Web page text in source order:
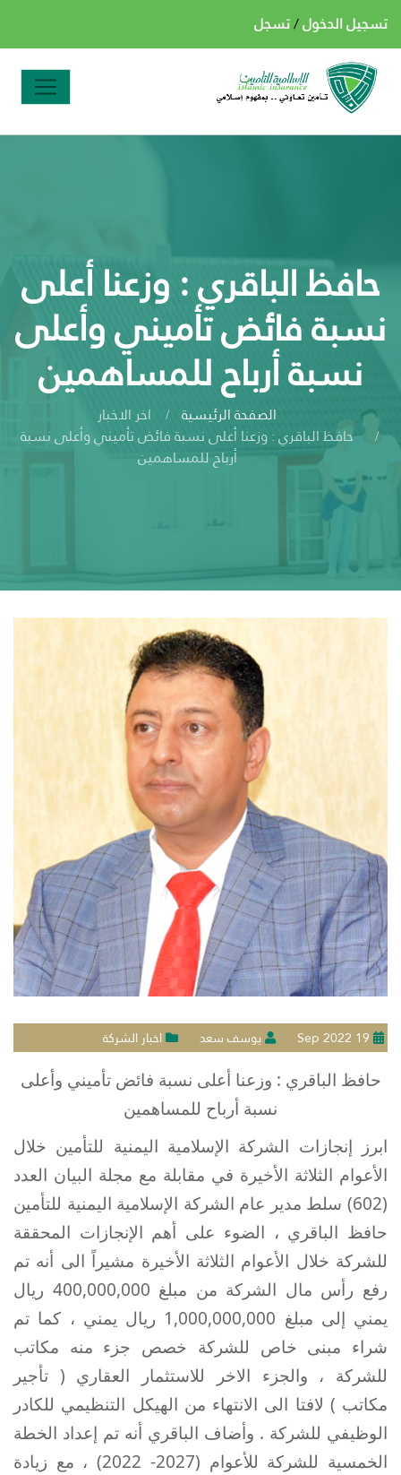
تسجيل الدخول/تسجل
حافظ الباقري : وزعنا أعلى
نسبة فائض تأميني وأعلى
نسبة أرباح للمساهمين
الصفحة الرئيسية اخر الاخبار
حافظ الباقري : وزعنا أعلى نسبة فائض تأميني وأعلى نسبة
أرباح للمساهمين
يوسف سعد
اخبار الشركة
حافظ الباقري : وزعنا أعلى نسبة فائض تأميني وأعلى
نسبة أرباح للمساهمين
ابرز إنجازات الشركة الإسلامية اليمنية للتأمين خلال
الأعوام الثلاثة الأخيرة في مقابلة مع مجلة البيان العدد
(602) سلط مدير عام الشركة الإسلامية اليمنية للتأمين
حافظ الباقري ، الضوء على أهم الإنجازات المحققة
للشركة خلال الأعوام الثلاثة الأخيرة مشيراً الى أنه تم
رفع رأس مال الشركة من مبلغ 400,000,000 ريال
يمني إلى مبلغ 1,000,000,000 ريال يمني ، كما تم
شراء مبنى خاص للشركة خصص جزء منه مكاتب
للشركة ، والجزء الاخر للاستثمار العقاري ( تأجير
مكاتب ) لافتا الى الانتهاء من الهيكل التنظيمي للكادر
الوظيفي للشركة . وأضاف الباقري أنه تم إعداد الخطة
الخمسية للشركة للأعوام (2027- 2022) ، مع زيادة